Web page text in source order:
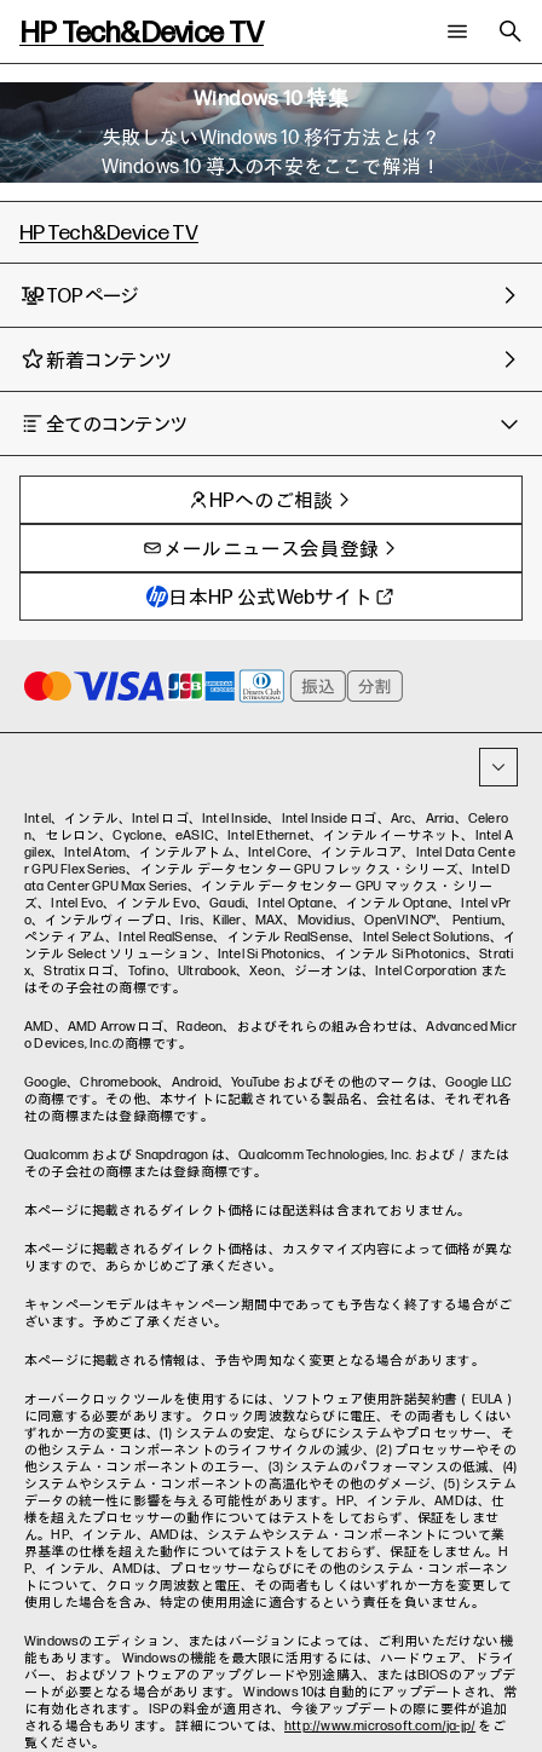
HP Tech&Device TV
新着コンテンツ
全てのコンテンツ
製品トレンド & レビュー
教育とテクノロジー
自治体・公共
ハイブリッドワーク
ワークステーション
プリンター
Poly
ご相談
メールニュース会員登録
検索
HP Tech&Device TV 内のコンテンツを検索します。
Windows 10 特集
失敗しないWindows 10 移行方法とは？
Windows 10 導入の不安をここで解消！
HP Tech&Device TV
TOPページ
新着コンテンツ
全てのコンテンツ
AIの進化と活用事例
製品トレンド & レビュー
サイバーセキュリティ
教育とテクノロジー
ハイブリッドワーク
プリンター
事例
イベントレポート
AI PC
AIワークステーション
Poly
WXP（DEXツール）
タグ一覧
HPへのご相談
メールニュース会員登録
日本HP 公式Webサイト
Intel、インテル、Intel ロゴ、Intel Inside、Intel Inside ロゴ、Arc、Arria、Celero
n、セレロン、Cyclone、eASIC、Intel Ethernet、インテル イーサネット、Intel A
gilex、Intel Atom、インテルアトム、Intel Core、インテルコア、Intel Data Cente
r GPU Flex Series、インテル データセンター GPU フレックス・シリーズ、Intel D
ata Center GPU Max Series、インテル データセンター GPU マックス・シリー
ズ、Intel Evo、インテル Evo、Gaudi、Intel Optane、インテル Optane、Intel vPr
o、インテルヴィープロ、Iris、Killer、MAX、Movidius、OpenVINO™、 Pentium、
ペンティアム、Intel RealSense、インテル RealSense、Intel Select Solutions、イ
ンテル Select ソリューション、Intel Si Photonics、インテル Si Photonics、Strati
x、Stratix ロゴ、Tofino、Ultrabook、Xeon、ジーオンは、Intel Corporation また
はその子会社の商標です。
AMD、AMD Arrowロゴ、Radeon、およびそれらの組み合わせは、Advanced Micr
o Devices, Inc.の商標です。
Google、Chromebook、Android、YouTube およびその他のマークは、Google LLC
の商標です。その他、本サイトに記載されている製品名、会社名は、それぞれ各
社の商標または登録商標です。
Qualcomm および Snapdragon は、Qualcomm Technologies, Inc. および／または
その子会社の商標または登録商標です。
本ページに掲載されるダイレクト価格には配送料は含まれておりません。
本ページに掲載されるダイレクト価格は、カスタマイズ内容によって価格が異な
りますので、あらかじめご了承ください。
キャンペーンモデルはキャンペーン期間中であっても予告なく終了する場合がご
ざいます。予めご了承ください。
本ページに掲載される情報は、予告や周知なく変更となる場合があります。
オーバークロックツールを使用するには、ソフトウェア使用許諾契約書（EULA）
に同意する必要があります。クロック周波数ならびに電圧、その両者もしくはい
ずれか一方の変更は、(1) システムの安定、ならびにシステムやプロセッサー、そ
の他システム・コンポーネントのライフサイクルの減少、(2) プロセッサーやその
他システム・コンポーネントのエラー、(3) システムのパフォーマンスの低減、(4)
システムやシステム・コンポーネントの高温化やその他のダメージ、(5) システム
データの統一性に影響を与える可能性があります。HP、インテル、AMDは、仕
様を超えたプロセッサーの動作についてはテストをしておらず、保証をしませ
ん。HP、インテル、AMDは、システムやシステム・コンポーネントについて業
界基準の仕様を超えた動作についてはテストをしておらず、保証をしません。H
P、インテル、AMDは、プロセッサーならびにその他のシステム・コンポーネン
トについて、クロック周波数と電圧、その両者もしくはいずれか一方を変更して
使用した場合を含み、特定の使用用途に適合するという責任を負いません。
Windowsのエディション、またはバージョンによっては、ご利用いただけない機
能もあります。 Windowsの機能を最大限に活用するには、ハードウェア、ドライ
バー、およびソフトウェアのアップグレードや別途購入、またはBIOSのアップデ
ートが必要となる場合があります。 Windows 10は自動的にアップデートされ、常
に有効化されます。 ISPの料金が適用され、今後アップデートの際に要件が追加
される場合もあります。 詳細については、 http://www.microsoft.com/ja-jp/ をご
覧ください。